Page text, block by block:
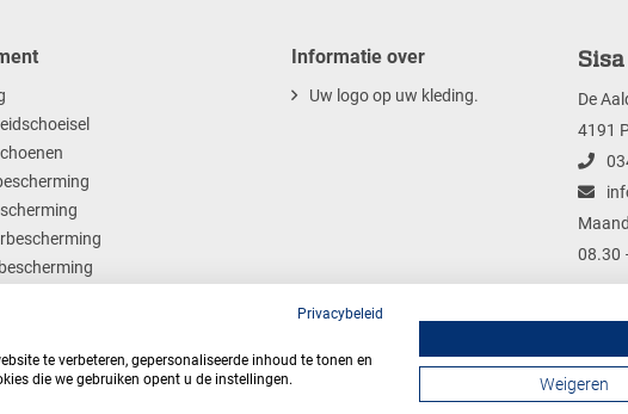
Informatie over
Uw logo op uw kleding.
De
4191
08.30
Webdesign
Privacybeleid
te verbeteren, gepersonaliseerde inhoud te tonen en
die we gebruiken opent u de instellingen.
Weigeren